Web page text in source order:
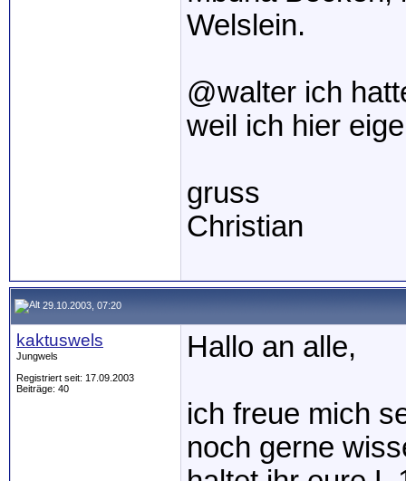
Welslein.
@walter ich
weil ich hier
gruss
Christian
29.10.2003, 07:20
kaktuswels
Jungwels
Registriert seit: 17.09.2003
Beiträge: 40
Hallo an alle,
ich freue mich
noch gerne